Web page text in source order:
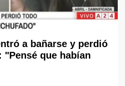
a bañarse y perdió
que habían